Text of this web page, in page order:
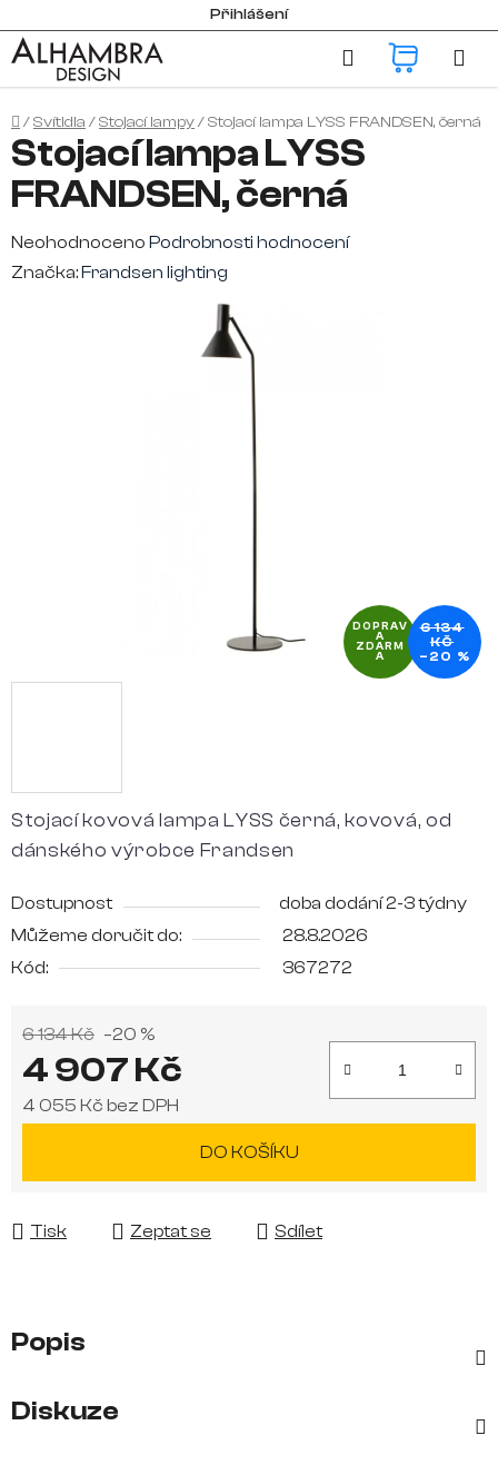
na
obsah
Přihlášení
Hledat
Domů
/Svítidla /Stojací lampy/Stojací lampa LYSS FRANDSEN, černá
Stojací kovová lampa LYSS černá, kovová, od
dánského výrobce Frandsen
Dostupnost
doba dodání 2-3 týdny
Můžeme doručit do:
28.8.2026
Kód:
367272
6 134 Kč –20 %
4 907 Kč
4 055 Kč bez DPH
DO KOŠÍKU
Tisk Zeptat se Sdílet
Stojací lampa LYSS
FRANDSEN, černá
Průměrné
hodnocení
Neohodnoceno Podrobnosti hodnocení
Značka:Frandsen lighting
DOPRAV
A
ZDARM
A
6 134
KČ
–20 %
Popis
Diskuze